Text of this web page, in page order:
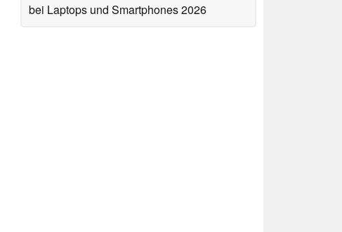
bei Laptops und Smartphones 2026